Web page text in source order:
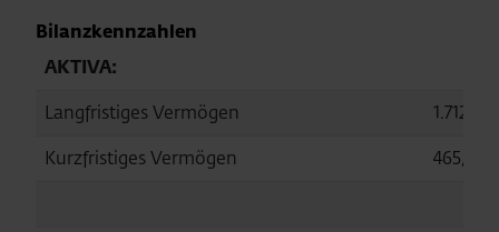
Bilanzkennzahlen
AKTIVA:
Langfristiges Vermögen
1.712,4
Kurzfristiges Vermögen
465,7